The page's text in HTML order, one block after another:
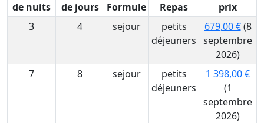
de nuits
de jours
Formule Repas
prix
3
4 sejour
petits
déjeuners
679,00 €(8
septembre
2026)
7
8 sejour
petits
déjeuners
1 398,00 €
(1
septembre
2026)